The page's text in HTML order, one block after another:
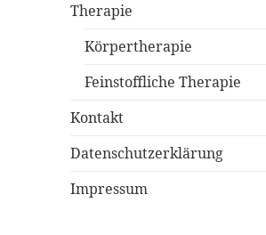
Therapie
Körpertherapie
Feinstoffliche Therapie
Kontakt
Datenschutzerklärung
Impressum